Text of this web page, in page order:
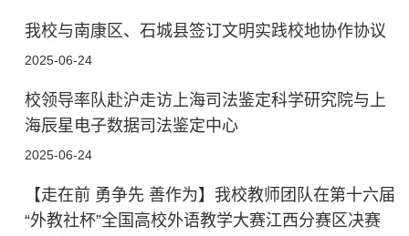
我校与南康区、石城县签订文明实践校地协作协议
2025-06-24
校领导率队赴沪走访上海司法鉴定科学研究院与上
海辰星电子数据司法鉴定中心
2025-06-24
【走在前 勇争先 善作为】我校教师团队在第十六届
“外教社杯”全国高校外语教学大赛江西分赛区决赛